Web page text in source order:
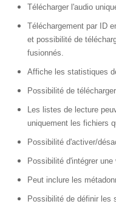
Télécharger l'audio
Téléchargement par ID
et possibilité de
fusionnés.
Affiche les statistiques
Possibilité de
Les listes de lecture
uniquement les fichiers
Possibilité d'activer/
Possibilité d'intégrer
Peut inclure les
Possibilité de définir les